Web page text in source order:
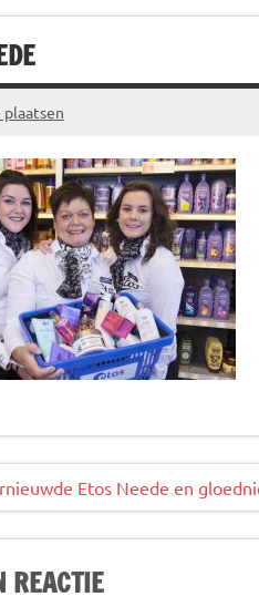
plaatsen
Etos Neede en
REACTIE